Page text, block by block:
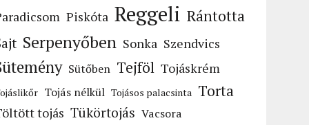
Piskóta Reggeli Rántotta
Serpenyőben Sonka Szendvics
Sütőben Tejföl Tojáskrém
Tojás nélkül Tojásos palacsinta Torta
tojás Tükörtojás Vacsora